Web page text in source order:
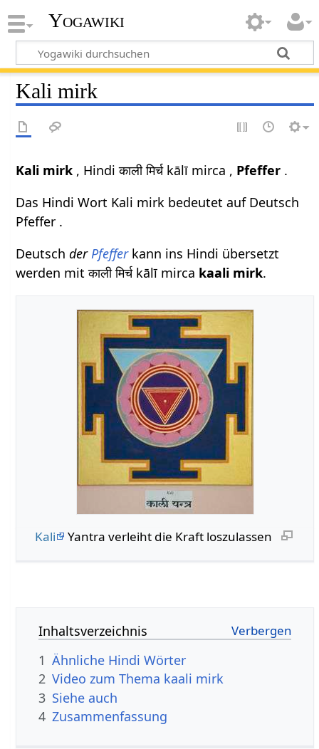
Yogawiki
Kali mirk
Kali mirk , Hindi काली मिर्च kālī mirca , Pfeffer .
Das Hindi Wort Kali mirk bedeutet auf Deutsch
Pfeffer .
DeutschderPfefferkann ins Hindi übersetzt
werden mit काली मिर्च kālī mirca kaali mirk.
Kali Yantra verleiht die Kraft loszulassen
Inhaltsverzeichnis
1 Ähnliche Hindi Wörter
2 Video zum Thema kaali mirk
3 Siehe auch
4 Zusammenfassung